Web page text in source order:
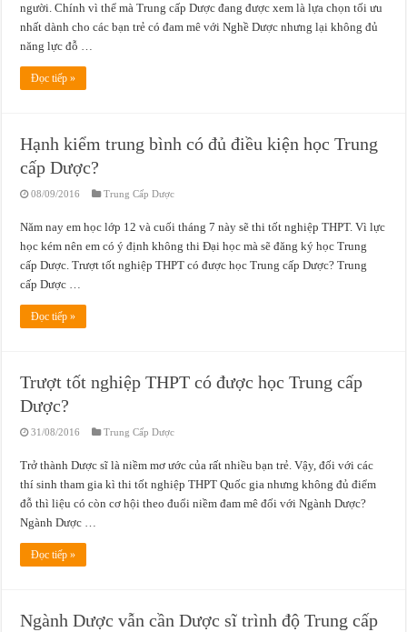
người. Chính vì thể mà Trung cấp Dược đang được xem là lựa chọn tối ưu
nhất dành cho các bạn trẻ có đam mê với Nghề Dược nhưng lại không đủ
năng lực đỗ …
Đọc tiếp »
Hạnh kiểm trung bình có đủ điều kiện học Trung
cấp Dược?
08/09/2016 Trung Cấp Dược
Năm nay em học lớp 12 và cuối tháng 7 này sẽ thi tốt nghiệp THPT. Vì lực
học kém nên em có ý định không thi Đại học mà sẽ đăng ký học Trung
cấp Dược. Trượt tốt nghiệp THPT có được học Trung cấp Dược? Trung
cấp Dược …
Đọc tiếp »
Trượt tốt nghiệp THPT có được học Trung cấp
Dược?
31/08/2016 Trung Cấp Dược
Trở thành Dược sĩ là niềm mơ ước của rất nhiều bạn trẻ. Vậy, đối với các
thí sinh tham gia kì thi tốt nghiệp THPT Quốc gia nhưng không đủ điểm
đỗ thì liệu có còn cơ hội theo đuổi niềm đam mê đối với Ngành Dược?
Ngành Dược …
Đọc tiếp »
Ngành Dược vẫn cần Dược sĩ trình độ Trung cấp